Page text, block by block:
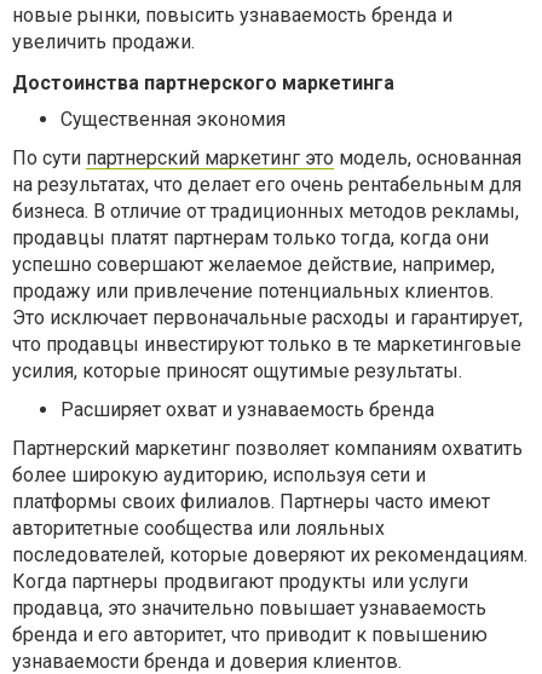
новые рынки, повысить узнаваемость бренда и
увеличить продажи.
Достоинства партнерского маркетинга
Существенная экономия
По сути партнерский маркетинг это модель, основанная
на результатах, что делает его очень рентабельным для
бизнеса. В отличие от традиционных методов рекламы,
продавцы платят партнерам только тогда, когда они
успешно совершают желаемое действие, например,
продажу или привлечение потенциальных клиентов.
Это исключает первоначальные расходы и гарантирует,
что продавцы инвестируют только в те маркетинговые
усилия, которые приносят ощутимые результаты.
Расширяет охват и узнаваемость бренда
Партнерский маркетинг позволяет компаниям охватить
более широкую аудиторию, используя сети и
платформы своих филиалов. Партнеры часто имеют
авторитетные сообщества или лояльных
последователей, которые доверяют их рекомендациям.
Когда партнеры продвигают продукты или услуги
продавца, это значительно повышает узнаваемость
бренда и его авторитет, что приводит к повышению
узнаваемости бренда и доверия клиентов.